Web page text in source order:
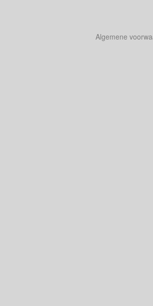
Algemene